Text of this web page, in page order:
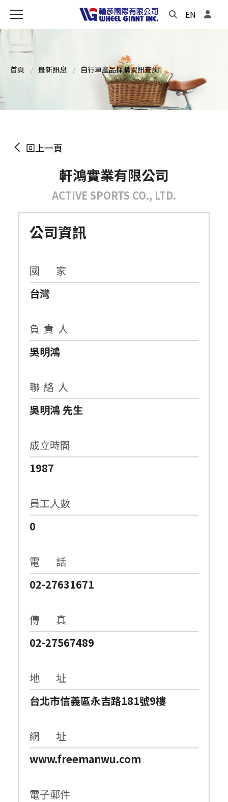
EN
首頁 最新訊息 自行車產品採購資訊查詢
回上一頁
軒鴻實業有限公司
ACTIVE SPORTS CO., LTD.
公司資訊
國 家
台灣
負 責 人
吳明鴻
聯 絡 人
吳明鴻 先生
成立時間
1987
員工人數
0
電 話
02-27631671
傳 真
02-27567489
地 址
台北市信義區永吉路181號9樓
網 址
www.freemanwu.com
電子郵件